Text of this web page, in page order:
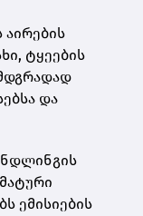
ტყეების
და
ემისიების